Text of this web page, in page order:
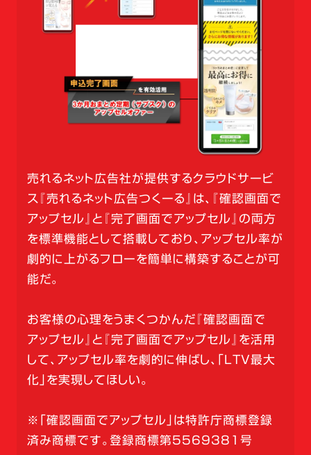
売れるネット広告社が提供するクラウドサービ
ス『売れるネット広告つくーる』は、『確認画面で
アップセル』と『完了画面でアップセル』の両方
を標準機能として搭載しており、アップセル率が
劇的に上がるフローを簡単に構築することが可
能だ。
お客様の心理をうまくつかんだ『確認画面で
アップセル』と『完了画面でアップセル』を活用
して、アップセル率を劇的に伸ばし、「LTV最大
化」を実現してほしい。
※「確認画面でアップセル」は特許庁商標登録
済み商標です。登録商標第5569381号